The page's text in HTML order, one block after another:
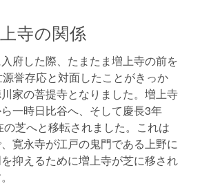
寺の関係
府した際、たまたま増上寺の前を
誉存応と対面したことがきっか
家の菩提寺となりました。増上寺
一時日比谷へ、そして慶長3年
の芝へと移転されました。これは
寛永寺が江戸の鬼門である上野に
抑えるために増上寺が芝に移され